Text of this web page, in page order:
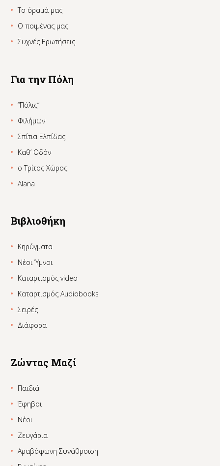
Το όραμά μας
Ο ποιμένας μας
Συχνές Ερωτήσεις
Για την Πόλη
“Πόλις”
Φιλήμων
Σπίτια Ελπίδας
Καθ’ Οδόν
ο Τρίτος Χώρος
Alana
Βιβλιοθήκη
Κηρύγματα
Νέοι Ύμνοι
Καταρτισμός video
Καταρτισμός Audiobooks
Σειρές
Διάφορα
Ζώντας Μαζί
Παιδιά
Έφηβοι
Νέοι
Ζευγάρια
Αραβόφωνη Συνάθροιση